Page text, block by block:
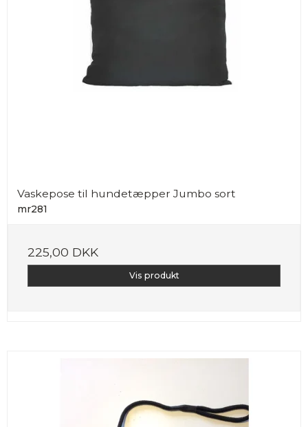
Vaskepose til hundetæpper Jumbo sort
mr281
225,00 DKK
Vis produkt